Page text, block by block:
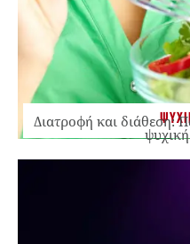
Διατροφή και διάθεση: